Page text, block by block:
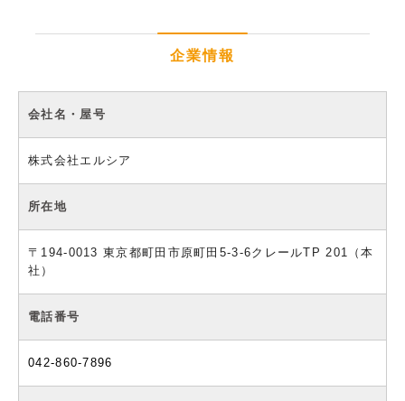
企業情報
会社名・屋号
株式会社エルシア
所在地
〒194-0013 東京都町田市原町田5-3-6クレールTP 201（本
社）
電話番号
042-860-7896